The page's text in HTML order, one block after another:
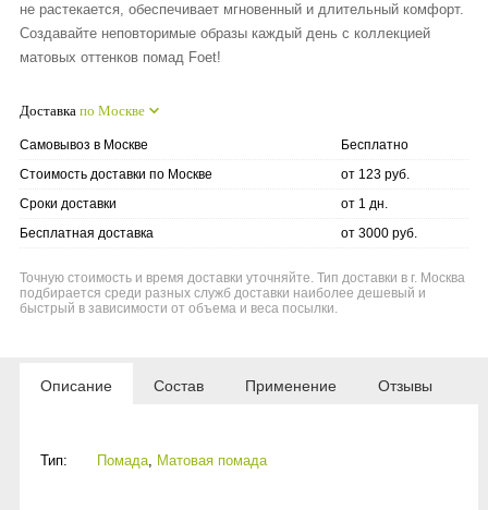
не растекается, обеспечивает мгновенный и длительный комфорт.
Создавайте неповторимые образы каждый день с коллекцией
матовых оттенков помад Foet!
Доставка по Москве
Самовывоз в Москве
Бесплатно
Стоимость доставки по Москве
от 123 руб.
Сроки доставки
от 1 дн.
Бесплатная доставка
от 3000 руб.
Точную стоимость и время доставки уточняйте. Тип доставки в г. Москва
подбирается среди разных служб доставки наиболее дешевый и
быстрый в зависимости от объема и веса посылки.
Описание Состав Применение Отзывы
Тип: Помада, Матовая помада